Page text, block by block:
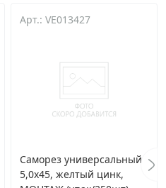
Арт.: VE013427
Саморез универсальный
5,0х45, желтый цинк,